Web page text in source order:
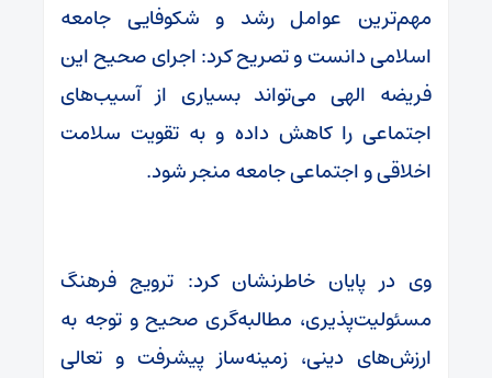
مهم‌ترین عوامل رشد و شکوفایی جامعه
اسلامی دانست و تصریح کرد: اجرای صحیح این
فریضه الهی می‌تواند بسیاری از آسیب‌های
اجتماعی را کاهش داده و به تقویت سلامت
اخلاقی و اجتماعی جامعه منجر شود.
وی در پایان خاطرنشان کرد: ترویج فرهنگ
مسئولیت‌پذیری، مطالبه‌گری صحیح و توجه به
ارزش‌های دینی، زمینه‌ساز پیشرفت و تعالی